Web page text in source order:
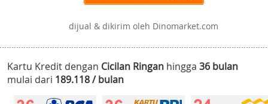
dijual & dikirim oleh Dinomarket.com
Kartu Kredit dengan Cicilan Ringan hingga 36 bulan
mulai dari 189.118 / bulan